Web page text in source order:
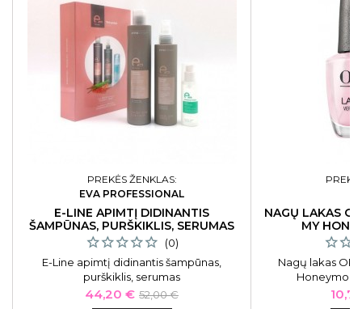
PREKĖS ŽENKLAS:
EVA PROFESSIONAL
E-LINE APIMTĮ DIDINANTIS
ŠAMPŪNAS, PURŠKIKLIS, SERUMAS
RINKINYS
(0)
E-Line apimtį didinantis šampūnas,
purškiklis, serumas
Kaina
44,20 € Bazinė
52,00 €
NAGŲ LAKAS
MY
Nagų lakas